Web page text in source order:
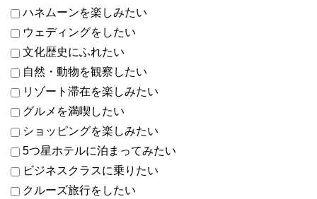
ハネムーンを楽しみたい
ウェディングをしたい
文化歴史にふれたい
自然・動物を観察したい
リゾート滞在を楽しみたい
グルメを満喫したい
ショッピングを楽しみたい
5つ星ホテルに泊まってみたい
ビジネスクラスに乗りたい
クルーズ旅行をしたい